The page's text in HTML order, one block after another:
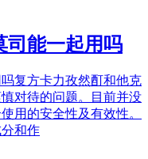
司能一起用吗
复方卡力孜然酊和他克
对待的问题。目前并没
用的安全性及有效性。
和作